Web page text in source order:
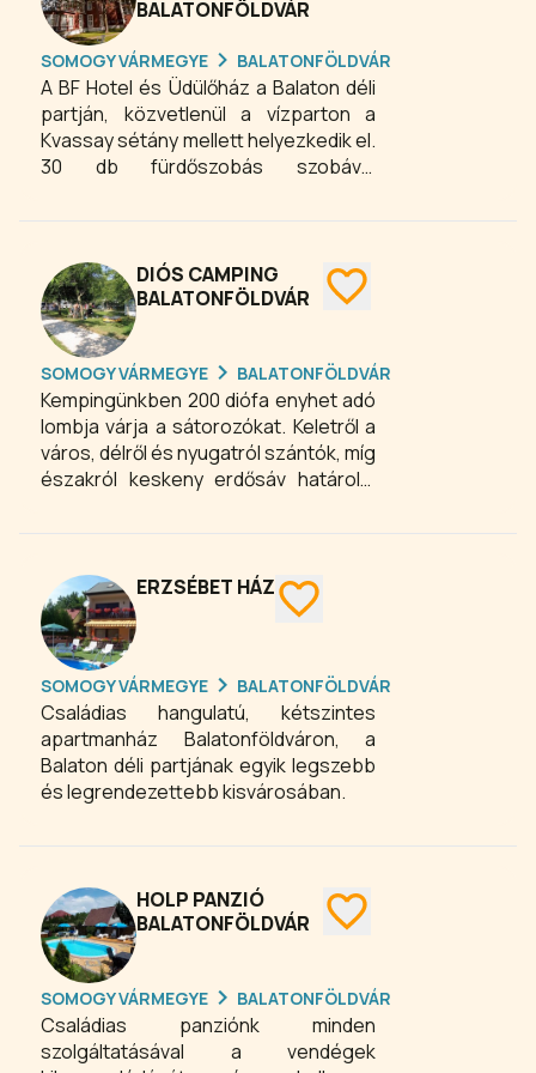
Intézményünk egész évben működik,
így bármikor szeretettel várjuk a
vendégek jelentkezését.
BALATONFÖLDVÁR
SOMOGY VÁRMEGYE BALATONFÖLDVÁR
A BF Hotel és Üdülőház a Balaton déli
partján, közvetlenül a vízparton a
Kvassay sétány mellett helyezkedik el.
30 db fürdőszobás szobával
konferenciáról, esküvőről, vagy
mindegyik esetben megoldást jelent a
szervezők számára! Szálláshelyünk
maximum 100 fő befogadására
alkalmas, ezért balatonföldvári
szállodánk a legjobb választás, ha kis
létszámú eseményhez keres
megfelelő helyszínt!
DIÓS CAMPING
BALATONFÖLDVÁR
SOMOGY VÁRMEGYE BALATONFÖLDVÁR
Kempingünkben 200 diófa enyhet adó
lombja várja a sátorozókat. Keletről a
város, délről és nyugatról szántók, míg
északról keskeny erdősáv határolja
kemping három csillag besorolású,
ERZSÉBET HÁZ
SOMOGY VÁRMEGYE BALATONFÖLDVÁR
Családias hangulatú, kétszintes
apartmanház Balatonföldváron, a
Balaton déli partjának egyik legszebb
és legrendezettebb kisvárosában.
HOLP PANZIÓ
BALATONFÖLDVÁR
SOMOGY VÁRMEGYE BALATONFÖLDVÁR
Családias panziónk minden
szolgáltatásával a vendégek